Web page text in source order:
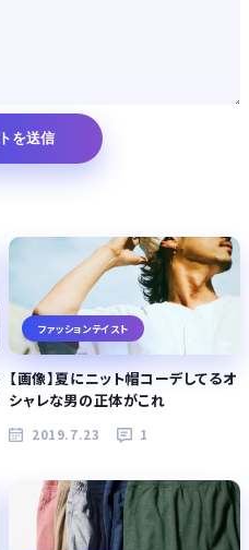
ファッションテイスト
【画像】夏にニット帽コーデしてるオ
シャレな男の正体がこれ
2019.7.23 1